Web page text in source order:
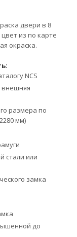
двери в 8
из по карте
окраска.
NCS
внешняя
размера по
мм)
стали или
замка
до